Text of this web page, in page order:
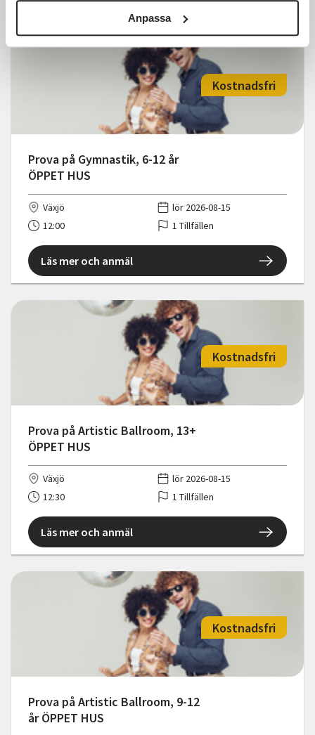
Anpassa
Prova på Gymnastik, 6-12 år
ÖPPET HUS
Kostnadsfri
Växjö
lör 2026-08-15
12:00
1 Tillfällen
Läs mer och anmäl
Prova på Artistic Ballroom, 13+
ÖPPET HUS
Kostnadsfri
Växjö
lör 2026-08-15
12:30
1 Tillfällen
Läs mer och anmäl
Prova på Artistic Ballroom, 9-12
år ÖPPET HUS
Kostnadsfri